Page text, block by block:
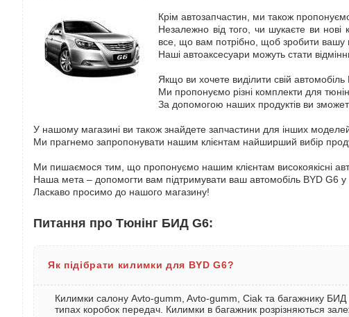
Крім автозапчастин, ми також
Незалежно від того, чи шукаєте ви нові
все, що вам потрібно, щоб зробити вашу
Наші автоаксесуари можуть стати
Якщо ви хочете виділити свій
Ми пропонуємо різні комплекти для
За допомогою наших продуктів ви
У нашому магазині ви також знайдете запчастини для інших
Ми прагнемо запропонувати нашим клієнтам найширший вибір
Ми пишаємося тим, що пропонуємо нашим клієнтам високоякісні
Наша мета – допомогти вам підтримувати ваш автомобіль BYD G6
Ласкаво просимо до нашого магазину!
Питання про Тюнінг БИД G6:
Як підібрати килимки для BYD G6?
Килимки салону Avto-gumm, Avto-gumm, Ciak та багажнику БИД
типах коробок передач. Килимки в багажник розрізняються